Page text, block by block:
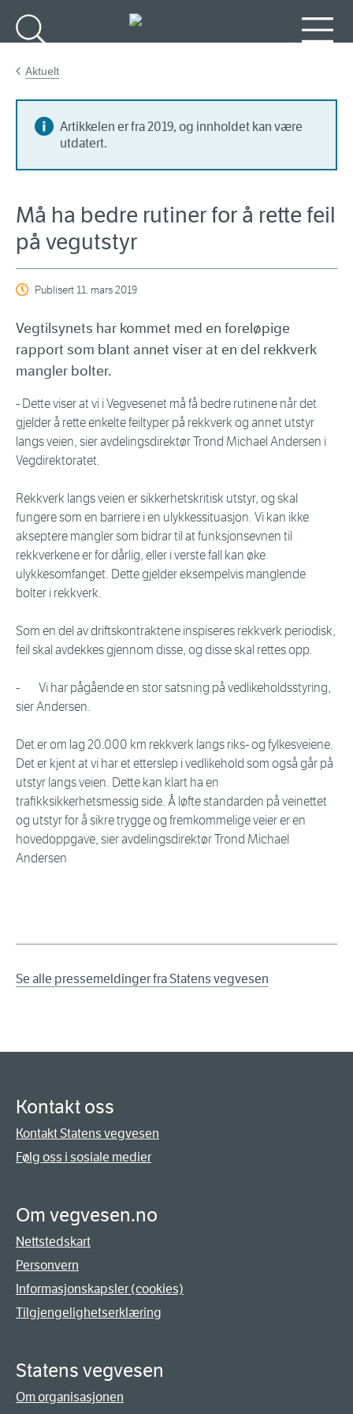
Aktuelt
Artikkelen er fra 2019, og innholdet kan være
utdatert.
Må ha bedre rutiner for å rette feil
på vegutstyr
Publisert11. mars 2019
Vegtilsynets har kommet med en foreløpige
rapport som blant annet viser at en del rekkverk
mangler bolter.
- Dette viser at vi i Vegvesenet må få bedre rutinene når det
gjelder å rette enkelte feiltyper på rekkverk og annet utstyr
langs veien, sier avdelingsdirektør Trond Michael Andersen i
Vegdirektoratet.
Rekkverk langs veien er sikkerhetskritisk utstyr, og skal
fungere som en barriere i en ulykkessituasjon. Vi kan ikke
akseptere mangler som bidrar til at funksjonsevnen til
rekkverkene er for dårlig, eller i verste fall kan øke
ulykkesomfanget. Dette gjelder eksempelvis manglende
bolter i rekkverk.
Som en del av driftskontraktene inspiseres rekkverk periodisk,
feil skal avdekkes gjennom disse, og disse skal rettes opp.
- Vi har pågående en stor satsning på vedlikeholdsstyring,
sier Andersen.
Det er om lag 20.000 km rekkverk langs riks- og fylkesveiene.
Det er kjent at vi har et etterslep i vedlikehold som også går på
utstyr langs veien. Dette kan klart ha en
trafikksikkerhetsmessig side. Å løfte standarden på veinettet
og utstyr for å sikre trygge og fremkommelige veier er en
hovedoppgave, sier avdelingsdirektør Trond Michael
Andersen
Se alle pressemeldinger fra Statens vegvesen
Kontakt oss
Kontakt Statens vegvesen
Følg oss i sosiale medier
Om vegvesen.no
Nettstedskart
Personvern
Informasjonskapsler (cookies)
Tilgjengelighetserklæring
Statens vegvesen
Om organisasjonen